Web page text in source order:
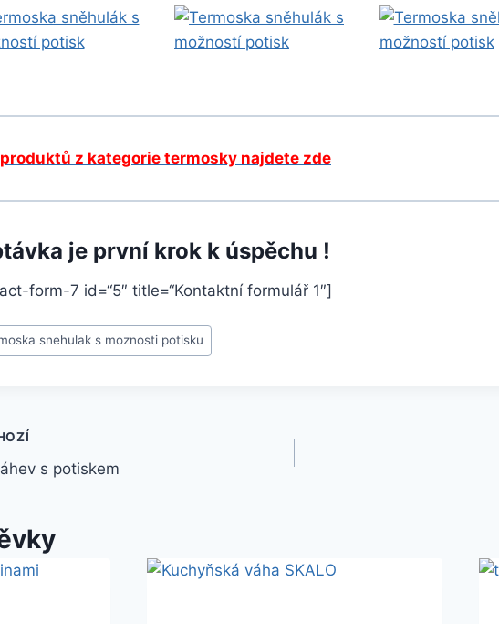
z kategorie termosky najdete zde
je první krok k úspěchu !
form-7 id=“5″ title=“Kontaktní formulář 1″]
snehulak s moznosti potisku
s potiskem